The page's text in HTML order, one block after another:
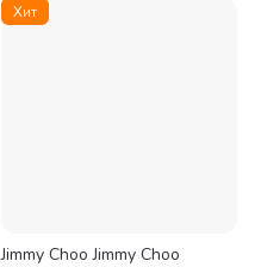
Хит
Jimmy Choo Jimmy Choo